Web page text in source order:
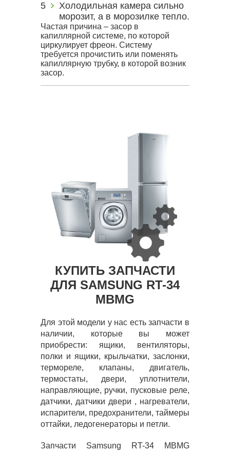
Холодильная камера сильно
морозит, а в морозилке тепло.
Частая причина – засор в
капиллярной системе, по которой
циркулирует фреон. Систему
требуется прочистить или поменять
капиллярную трубку, в которой возник
засор.
КУПИТЬ ЗАПЧАСТИ
ДЛЯ SAMSUNG RT-34
MBMG
Для этой модели у нас есть запчасти в
наличии, которые вы может
приобрести: ящики, вентиляторы,
полки и ящики, крыльчатки, заслонки,
термореле, клапаны, двигатель,
термостаты, двери, уплотнители,
направляющие, ручки, пусковые реле,
датчики, датчики двери , нагреватели,
испарители, предохранители, таймеры
оттайки, ледогенераторы и петли.
Запчасти Samsung RT-34 MBMG